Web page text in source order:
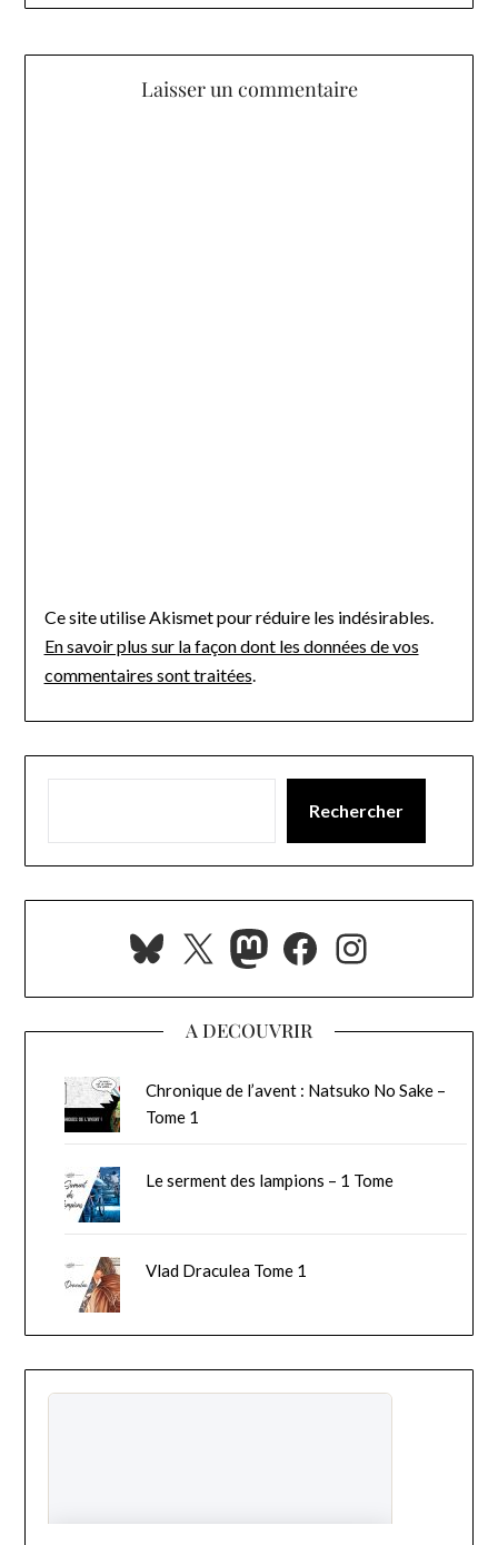
Laisser un commentaire
Ce site utilise Akismet pour réduire les indésirables.
En savoir plus sur la façon dont les données de vos
commentaires sont traitées.
Rechercher
Bluesky
X Mastodon
Facebook
A DECOUVRIR
Chronique de l’avent : Natsuko No Sake –
Tome 1
Le serment des lampions – 1 Tome
Vlad Draculea Tome 1